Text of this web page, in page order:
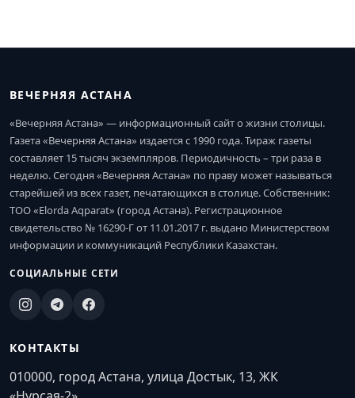
ВЕЧЕРНЯЯ АСТАНА
«Вечерняя Астана» — информационный сайт о жизни столицы.
Газета «Вечерняя Астана» издается с 1990 года. Тираж газеты
составляет 15 тысяч экземпляров. Периодичность – три раза в
неделю. Сегодня «Вечерняя Астана» по праву может называться
старейшей из всех газет, печатающихся в столице. Собственник:
ТОО «Elorda Aqparat» (город Астана). Регистрационное
свидетельство № 16290-Г от 11.01.2017 г. выдано Министерством
информации и коммуникаций Республики Казахстан.
СОЦИАЛЬНЫЕ СЕТИ
КОНТАКТЫ
010000, город Астана, улица Достык, 13, ЖК